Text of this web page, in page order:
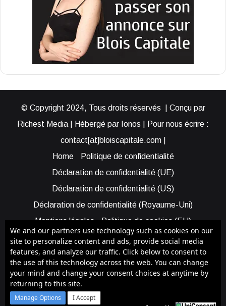
© Copyright 2024, Tous droits réservés | Conçu par
Richest Media | Hébergé par Ionos | Pour nous écrire :
contact[at]bloiscapitale.com |
Home
Politique de confidentialité
Déclaration de confidentialité (UE)
Déclaration de confidentialité (US)
Déclaration de confidentialité (Royaume-Uni)
Mentions légales
Politique de cookies (EU)
Cookie Policy (AUS)
Cookie Policy (US)
Qui sommes-nous ?
Participer à Blois Capitale
Bénéficier d’une assistance
Facebook
X
We and our partners use technology such as cookies on our
site to personalize content and ads, provide social media
features, and analyze our traffic. Click below to consent to
the use of this technology across the web. You can change
your mind and change your consent choices at anytime by
returning to this site.
Manage Options I Accept